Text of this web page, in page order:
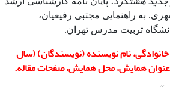
به راهنمایی مجتبی رفیعیان،
تربیت مدرس تهران.
خانوادگی، نام نویسنده (نویسند­گان) (سال
عنوان همایش، محل همایش،صفحات مقاله.